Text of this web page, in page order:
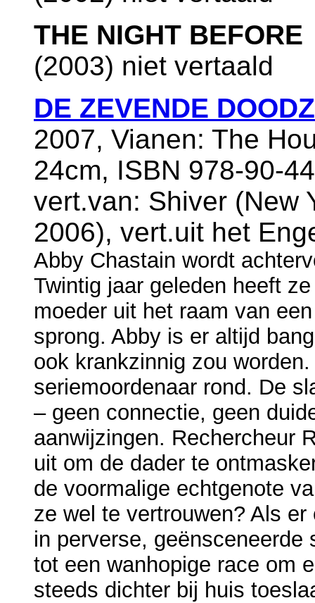
THE NIGHT BEFORE
(2003) niet vertaald
DE ZEVENDE
2007, Vianen: The
24cm, ISBN 978-90-
vert.van: Shiver (New
2006), vert.uit het
Abby Chastain wordt
Twintig jaar geleden heeft
moeder uit het raam van
sprong. Abby is er altijd
ook krankzinnig zou
seriemoordenaar rond. De
– geen connectie, geen
aanwijzingen. Rechercheur
uit om de dader te
de voormalige echtgenote
ze wel te vertrouwen? Als
in perverse, geënsceneerde
tot een wanhopige race om
steeds dichter bij huis